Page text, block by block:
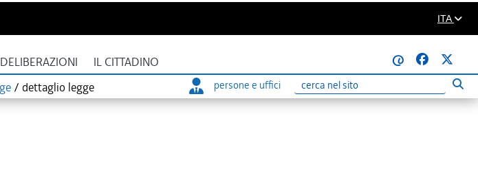
ITA
IL CITTADINO
@
/ dettaglio legge persone e uffici
Ricerca